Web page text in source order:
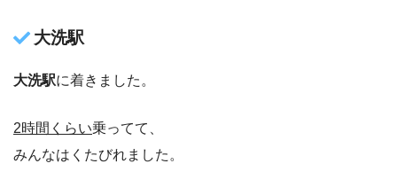
大洗駅
大洗駅に着きました。
2時間くらい乗ってて、
みんなはくたびれました。